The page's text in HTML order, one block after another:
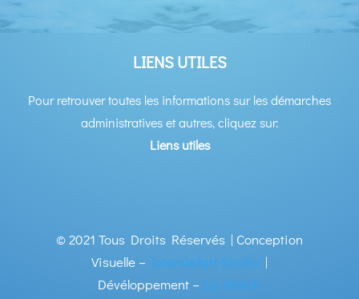
LIENS UTILES
Pour retrouver toutes les informations sur les démarches
administratives et autres, cliquez sur:
Liens utiles
© 2021 Tous Droits Réservés | Conception
Visuelle – Interstellart Studio |
Dévéloppement – Ca Match